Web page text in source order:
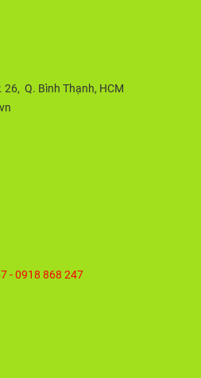
26, Q. Bình Thạnh, HCM
- 0918 868 247